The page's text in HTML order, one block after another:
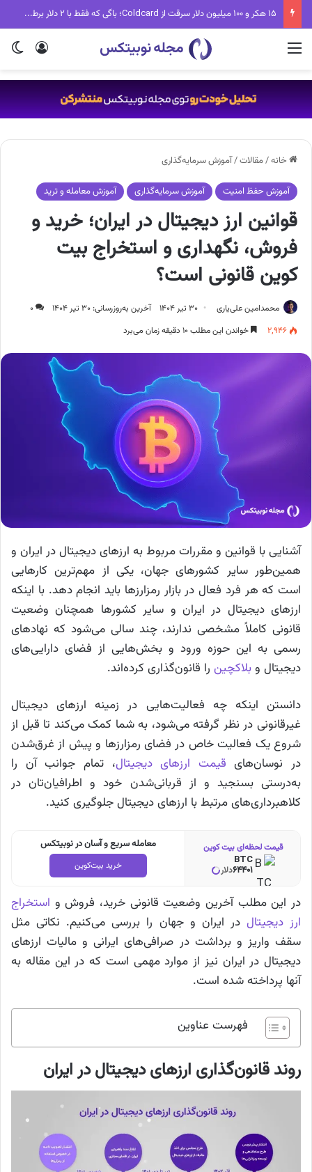
۱۵ هکر و ۱۰۰ میلیون دلار سرقت از Coldcard؛ باگی که فقط با ۲ دلار برطرف می‌شد
ورود منو
خانه/مقالات/آموزش سرمایه‌گذاری
آموزش حفظ امنیت آموزش سرمایه‌گذاری آموزش معامله و ترید
قوانین ارز دیجیتال در ایران؛ خرید و
فروش، نگهداری و استخراج بیت
کوین قانونی است؟
محمدامین علی‌یاری ۳۰ تیر ۱۴۰۴ آخرین به‌روزرسانی: ۳۰ تیر ۱۴۰۴
۰
۲,۹۴۶
خواندن این مطلب ۱۰ دقیقه زمان می‌برد
آشنایی با قوانین و مقررات مربوط به ارزهای دیجیتال در ایران و
همین‌طور سایر کشورهای جهان، یکی از مهم‌ترین کارهایی
است که هر فرد فعال در بازار رمزارزها باید انجام دهد. با اینکه
ارزهای دیجیتال در ایران و سایر کشورها همچنان وضعیت
قانونی کاملاً مشخصی ندارند، چند سالی می‌شود که نهادهای
رسمی به این حوزه ورود و بخش‌هایی از فضای دارایی‌های
دیجیتال وبلاکچین را قانون‌گذاری کرده‌اند.
دانستن اینکه چه فعالیت‌هایی در زمینه ارزهای دیجیتال
غیرقانونی در نظر گرفته می‌شود، به شما کمک می‌کند تا قبل از
شروع یک فعالیت خاص در فضای رمزارزها و پیش از غرق‌شدن
در نوسان‌های قیمت ارزهای دیجیتال، تمام جوانب آن را
به‌درستی بسنجید و از قربانی‌شدن خود و اطرافیان‌تان در
کلاهبرداری‌های مرتبط با ارزهای دیجیتال جلوگیری کنید.
معامله سریع و آسان در نوبیتکس
خرید بیت‌کوین
قیمت لحظه‌ای بیت کوین
BTC
64401دلار
در این مطلب آخرین وضعیت قانونی خرید، فروش و استخراج
ارز دیجیتال در ایران و جهان را بررسی می‌کنیم. نکاتی مثل
سقف واریز و برداشت در صرافی‌های ایرانی و مالیات ارزهای
دیجیتال در ایران نیز از موارد مهمی است که در این مقاله به
آنها پرداخته شده است.
فهرست عناوین
روند قانون‌گذاری ارزهای دیجیتال در ایران